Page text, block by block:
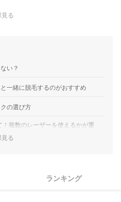
る
い？
一緒に脱毛するのがおすすめ
の選び方
複数のレーザーを使えるかが重
、8回以上脱毛が必要！予算と相談し
る
ランキング